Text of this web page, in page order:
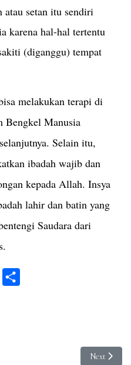
setan itu sendiri
karena hal-hal tertentu
(diganggu) tempat
melakukan terapi di
Bengkel Manusia
Selain itu,
ibadah wajib dan
kepada Allah. Insya
lahir dan batin yang
Saudara dari
ke Orang Berilmu HitamNext
Next